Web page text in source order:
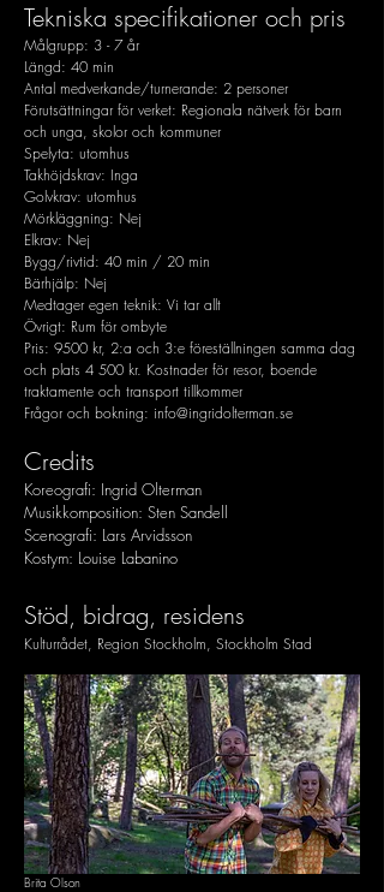
Tekniska specifikationer och pris
Målgrupp: 3 - 7 år
Längd: 40 min
Antal medverkande/turnerande: 2 personer
Förutsättningar för verket: Regionala nätverk för barn
och unga, skolor och kommuner
Spelyta: utomhus
Takhöjdskrav: Inga
Golvkrav: utomhus
Mörkläggning: Nej
Elkrav: Nej
Bygg/rivtid: 40 min / 20 min
Bärhjälp: Nej
Medtager egen teknik: Vi tar allt
Övrigt: Rum för ombyte
Pris: 9500 kr, 2:a och 3:e föreställningen samma dag
och plats 4 500 kr. Kostnader för resor, boende
traktamente och transport tillkommer
Frågor och bokning: info@ingridolterman.se
Credits
Koreografi: Ingrid Olterman
Musikkomposition: Sten Sandell
Scenografi: Lars Arvidsson
Kostym: Louise Labanino
Stöd, bidrag, residens
Kulturrådet, Region Stockholm, Stockholm Stad
Brita Olson